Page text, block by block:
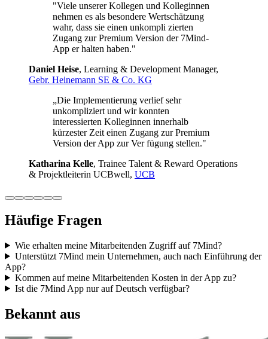
"Viele unserer Kollegen und Kolleginnen
nehmen es als besondere Wertschätzung
wahr, dass sie einen unkompli zierten
Zugang zur Premium Version der 7Mind-
App er halten haben."
Daniel Heise, Learning & Development Manager,
Gebr. Heinemann SE & Co. KG
„Die Implementierung verlief sehr
unkompliziert und wir konnten
interessierten Kolleginnen innerhalb
kürzester Zeit einen Zugang zur Premium
Version der App zur Ver fügung stellen."
Katha­rina Kelle, Trainee Talent & Reward Ope­ra­ti­ons
& Pro­jekt­lei­te­rin UCB­well, UCB
Häufige Fragen
Wie erhalten meine Mitarbeitenden Zugriff auf 7Mind?
Unterstützt 7Mind mein Unternehmen, auch nach Einführung der
App?
Kommen auf meine Mitarbeitenden Kosten in der App zu?
Ist die 7Mind App nur auf Deutsch verfügbar?
Bekannt aus